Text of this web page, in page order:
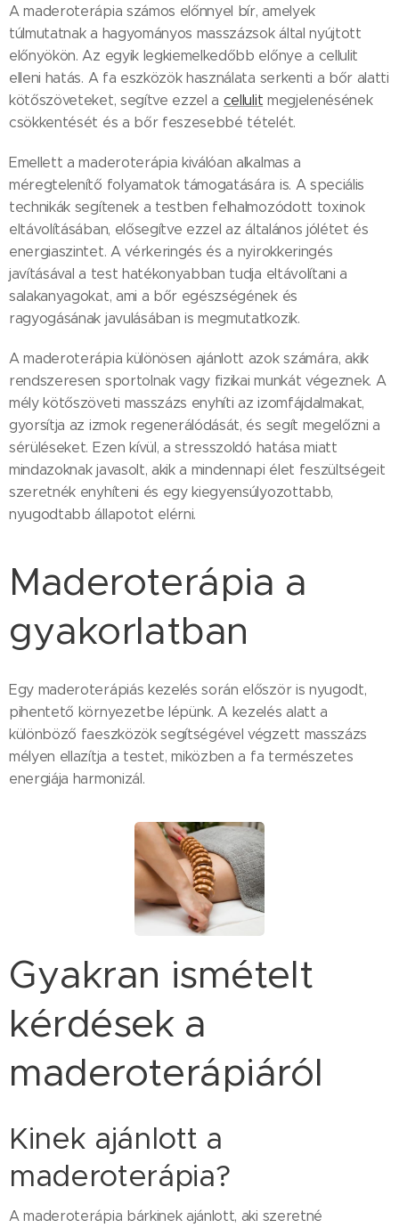
A maderoterápia számos előnnyel bír, amelyek
túlmutatnak a hagyományos masszázsok által nyújtott
előnyökön. Az egyik legkiemelkedőbb előnye a cellulit
elleni hatás. A fa eszközök használata serkenti a bőr alatti
kötőszöveteket, segítve ezzel a cellulit megjelenésének
csökkentését és a bőr feszesebbé tételét.
Emellett a maderoterápia kiválóan alkalmas a
méregtelenítő folyamatok támogatására is. A speciális
technikák segítenek a testben felhalmozódott toxinok
eltávolításában, elősegítve ezzel az általános jólétet és
energiaszintet. A vérkeringés és a nyirokkeringés
javításával a test hatékonyabban tudja eltávolítani a
salakanyagokat, ami a bőr egészségének és
ragyogásának javulásában is megmutatkozik.
A maderoterápia különösen ajánlott azok számára, akik
rendszeresen sportolnak vagy fizikai munkát végeznek. A
mély kötőszöveti masszázs enyhíti az izomfájdalmakat,
gyorsítja az izmok regenerálódását, és segít megelőzni a
sérüléseket. Ezen kívül, a stresszoldó hatása miatt
mindazoknak javasolt, akik a mindennapi élet feszültségeit
szeretnék enyhíteni és egy kiegyensúlyozottabb,
nyugodtabb állapotot elérni.
Maderoterápia a
gyakorlatban
Egy maderoterápiás kezelés során először is nyugodt,
pihentető környezetbe lépünk. A kezelés alatt a
különböző faeszközök segítségével végzett masszázs
mélyen ellazítja a testet, miközben a fa természetes
energiája harmonizál.
Gyakran ismételt
kérdések a
maderoterápiáról
Kinek ajánlott a
maderoterápia?
A maderoterápia bárkinek ajánlott, aki szeretné